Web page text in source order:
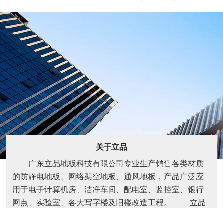
关于立品
广东立品地板科技有限公司专业生产销售各类材质
的防静电地板、网络架空地板、通风地板，产品广泛应
用于电子计算机房、洁净车间、配电室、监控室、银行
网点、实验室、各大写字楼及旧楼改造工程。 立品